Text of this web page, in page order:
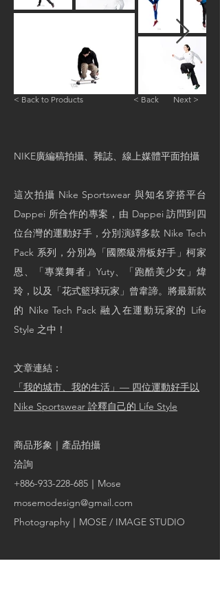
< Back to Products < Back Next >
NIKE廣編稿拍攝、雜誌、線上媒體平面拍攝
這次拍攝 Nike Sportswear 與知名穿搭平台
Dappei 所合作的專案，由 Dappei 訪問到四
位台灣的運動好手，分別演繹多款 Nike Tech
Pack 系列，分別為 「國際級滑板好手」柯家
恩、 「專業舞者」Yuty、
「跑酷美少女」煒
玲 ，以及 「花式籃球玩家」曾韋諦。將最新款
的 Nike Tech Pack 融入在運動玩家的 Life
Style 之中！
文章連結：
「我的城市、我的生活」— 四位運動好手以
Nike Sportswear 詮釋自己的 Life Style
商品形象｜產品拍攝
洽詢
+886-933-228-685 ｜Mose
mosemodesign@gmail.com
Photography｜ MOSE / IMAGE STUDIO